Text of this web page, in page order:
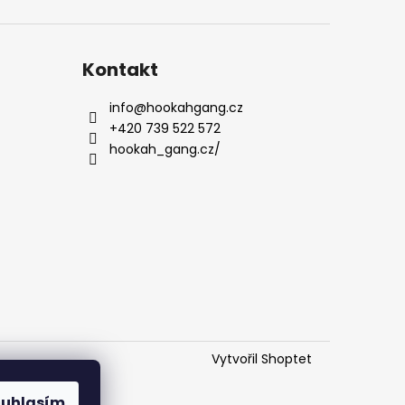
Kontakt
info@hookahgang.cz
+420 739 522 572
hookah_gang.cz/
Vytvořil Shoptet